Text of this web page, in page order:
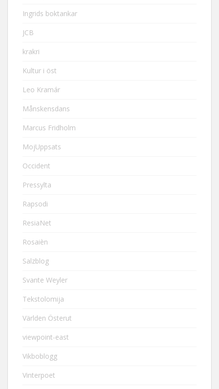
Ingrids boktankar
JCB
krakri
Kultur i öst
Leo Kramár
Månskensdans
Marcus Fridholm
MojUppsats
Occident
Pressylta
Rapsodi
ResiaNet
Rosaièn
Salzblog
Svante Weyler
Tekstolomija
Världen Österut
viewpoint-east
Vikboblogg
Vinterpoet